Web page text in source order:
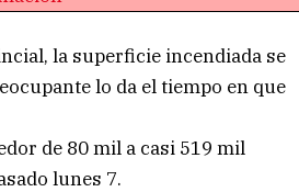
la superficie incendiada se
lo da el tiempo en que
de 80 mil a casi 519 mil
lunes 7.